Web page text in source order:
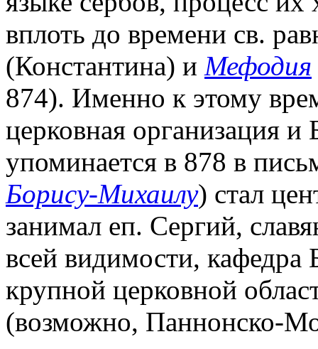
вплоть до времени св.
(Константина) и Мефодия
874). Именно к этому
церковная организация
упоминается в 878 в
Борису-Михаилу) стал
занимал еп. Сергий,
всей видимости, кафедра
крупной церковной
(возможно, Паннонско-